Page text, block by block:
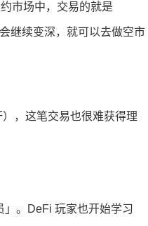
市场中，交易的就是
继续变深，就可以去做空市
，这笔交易也很难获得理
」。DeFi 玩家也开始学习